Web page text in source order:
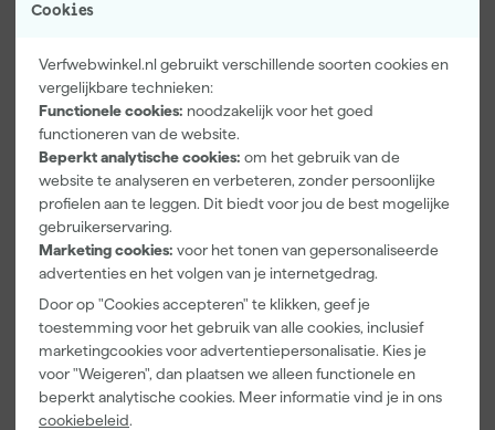
Cookies
Verfwebwinkel.nl gebruikt verschillende soorten cookies en
vergelijkbare technieken:
Functionele cookies: noodzakelijk voor het goed
functioneren van de website.
Beperkt analytische cookies: om het gebruik van de
website te analyseren en verbeteren, zonder persoonlijke
profielen aan te leggen. Dit biedt voor jou de best mogelijke
gebruikerservaring.
Marketing cookies: voor het tonen van gepersonaliseerde
advertenties en het volgen van je internetgedrag.
Door op "Cookies accepteren" te klikken, geef je
toestemming voor het gebruik van alle cookies, inclusief
marketingcookies voor advertentiepersonalisatie. Kies je
voor "Weigeren", dan plaatsen we alleen functionele en
beperkt analytische cookies. Meer informatie vind je in ons
cookiebeleid.
Paintura
Lucamax
Washi tape -
50mx24mm
Morgen
bezorgd
Adviesprijs 6,00
3,99
incl. BTW
Farrow & Ball
F&B
Kleurenwaaie
r
Morgen
22,00
incl. BTW
And Go
Verfemmer -
18cm Roller -
8L + 5
en deksel
Morgen
10,
incl. BTW